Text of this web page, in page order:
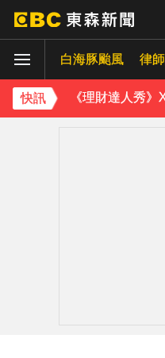
白海豚颱風 律
快訊
白海豚進逼沖繩